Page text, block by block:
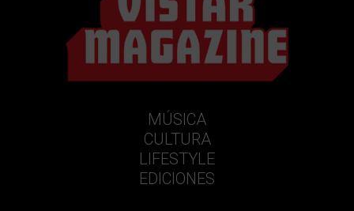
MÚSICA
CULTURA
LIFESTYLE
EDICIONES